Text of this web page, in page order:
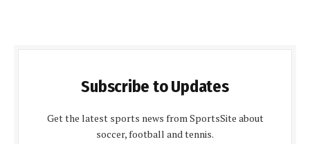
Subscribe to Updates
Get the latest sports news from SportsSite about
soccer, football and tennis.